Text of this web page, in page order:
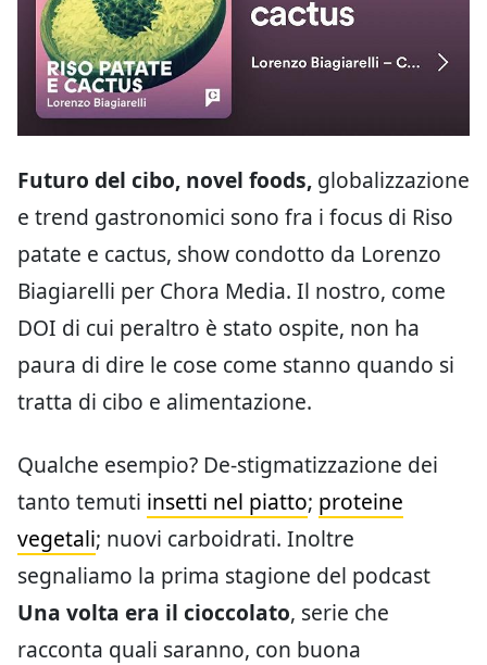
Futuro del cibo, novel foods, globalizzazione
e trend gastronomici sono fra i focus di Riso
patate e cactus, show condotto da Lorenzo
Biagiarelli per Chora Media. Il nostro, come
DOI di cui peraltro è stato ospite, non ha
paura di dire le cose come stanno quando si
tratta di cibo e alimentazione.
Qualche esempio? De-stigmatizzazione dei
tanto temuti insetti nel piatto; proteine
vegetali; nuovi carboidrati. Inoltre
segnaliamo la prima stagione del podcast
Una volta era il cioccolato, serie che
racconta quali saranno, con buona